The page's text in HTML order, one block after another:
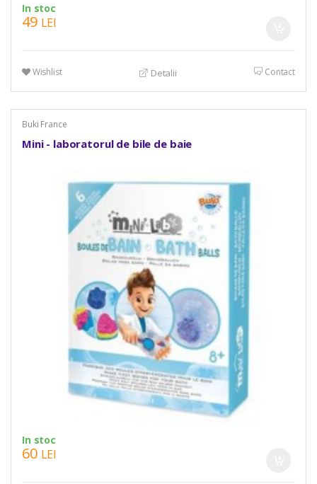
In stoc
49 LEI
Wishlist Detalii Contact
Buki France
Mini - laboratorul de bile de baie
In stoc
60 LEI